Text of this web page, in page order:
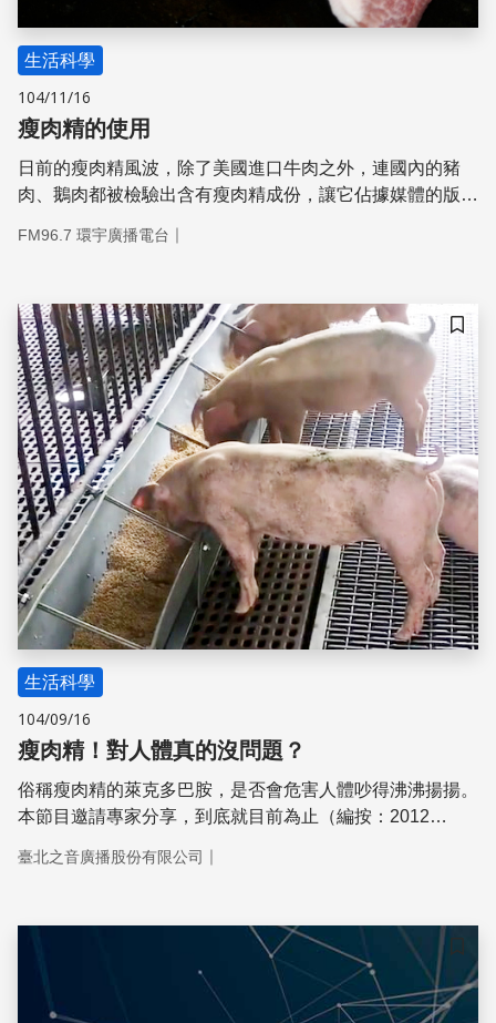
生活科學
104/11/16
瘦肉精的使用
日前的瘦肉精風波，除了美國進口牛肉之外，連國內的豬
肉、鵝肉都被檢驗出含有瘦肉精成份，讓它佔據媒體的版面
FM96.7 環宇廣播電台 ｜
儲存
生活科學
104/09/16
瘦肉精！對人體真的沒問題？
俗稱瘦肉精的萊克多巴胺，是否會危害人體吵得沸沸揚揚。
本節目邀請專家分享，到底就目前為止（編按：2012
呢？
臺北之音廣播股份有限公司 ｜
儲存